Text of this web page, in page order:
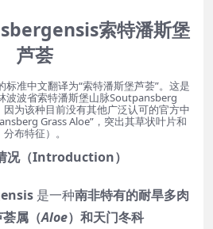
索特潘斯堡
芦荟
准中文翻译为“索特潘斯堡芦荟”。这是
波波省索特潘斯堡山脉Soutpansberg
为该种目前没有其他广泛认可的官方中
Grass Aloe”，突出其草状叶片和
分布特征）。
况（Introduction）
是一种南非特有的耐旱多肉
属（Aloe）和天门冬科